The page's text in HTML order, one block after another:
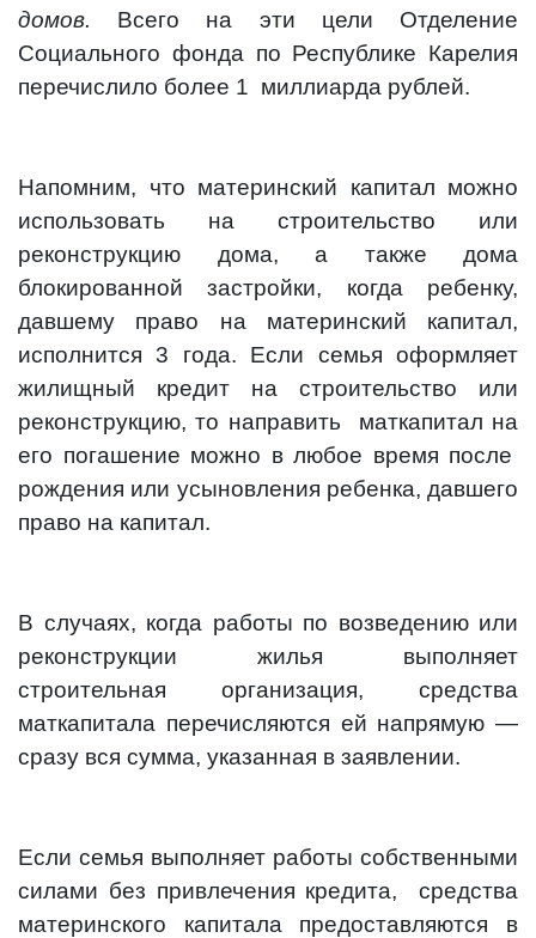
домов. Всего на эти цели Отделение
Социального фонда по Республике Карелия
перечислило более 1 миллиарда рублей.
Напомним, что материнский капитал можно
использовать на строительство или
реконструкцию дома, а также дома
блокированной застройки, когда ребенку,
давшему право на материнский капитал,
исполнится 3 года. Если семья оформляет
жилищный кредит на строительство или
реконструкцию, то направить маткапитал на
его погашение можно в любое время после
рождения или усыновления ребенка, давшего
право на капитал.
В случаях, когда работы по возведению или
реконструкции жилья выполняет
строительная организация, средства
маткапитала перечисляются ей напрямую —
сразу вся сумма, указанная в заявлении.
Если семья выполняет работы собственными
силами без привлечения кредита, средства
материнского капитала предоставляются в